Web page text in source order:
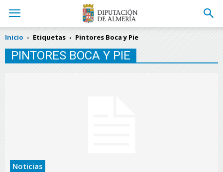
Inicio Etiquetas Pintores Boca y Pie
PINTORES BOCA Y PIE
Noticias